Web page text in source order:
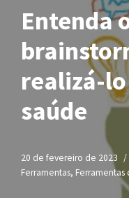
Entenda
realizá-
saúde
20 de fevereiro de 2023
Ferramentas,